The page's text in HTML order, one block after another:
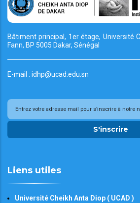
Bâtiment principal, 1er étage, Université
Fann, BP 5005 Dakar, Sénégal
E-mail : idhp@ucad.edu.sn
S'inscrire
Liens utiles
Université Cheikh Anta Diop ( UCAD )